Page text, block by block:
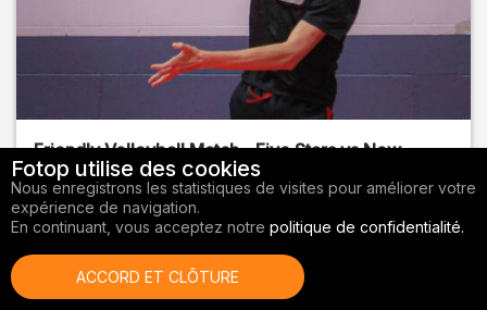
Friendly Volleyball Match - Five Stars vs New
Sports BR
Orange County, FL
Volley-ball
Fotop utilise des cookies
Nous enregistrons les statistiques de visites pour améliorer votre
expérience de navigation.
En continuant, vous acceptez notre politique de confidentialité.
ACCORD ET CLÔTURE